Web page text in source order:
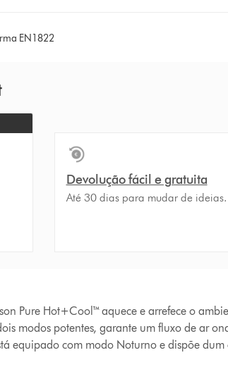
EN1822
Devolução fácil e gratuita
Até 30 dias para mudar de ideias.
Pure Hot+Cool™ aquece e arrefece o
modos potentes, garante um fluxo de ar
equipado com modo Noturno e dispõe